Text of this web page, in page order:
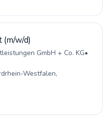
w/d)
GmbH + Co. KG•
Westfalen,